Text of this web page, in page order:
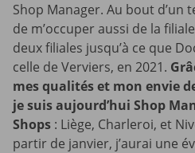
Shop Manager. Au bout d’un
de m’occuper aussi de la
deux filiales jusqu’à ce que
celle de Verviers, en 2021.
mes qualités et mon envie
je suis aujourd’hui Shop
Shops : Liège, Charleroi, et
partir de janvier, j’aurai une